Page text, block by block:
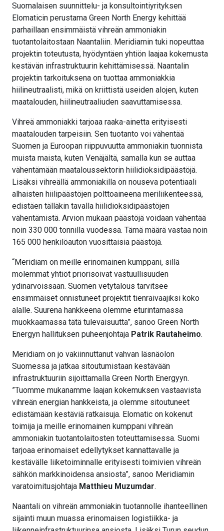
Suomalaisen suunnittelu- ja konsultointiyrityksen
Elomaticin perustama Green North Energy kehittää
parhaillaan ensimmäistä vihreän ammoniakin
tuotantolaitostaan Naantaliin. Meridiamin tuki nopeuttaa
projektin toteutusta, hyödyntäen yhtiön laajaa kokemusta
kestävän infrastruktuurin kehittämisessä. Naantalin
projektin tarkoituksena on tuottaa ammoniakkia
hiilineutraalisti, mikä on kriittistä useiden alojen, kuten
maatalouden, hiilineutraaliuden saavuttamisessa.
Vihreä ammoniakki tarjoaa raaka-ainetta erityisesti
maatalouden tarpeisiin. Sen tuotanto voi vähentää
Suomen ja Euroopan riippuvuutta ammoniakin tuonnista
muista maista, kuten Venäjältä, samalla kun se auttaa
vähentämään maataloussektorin hiilidioksidipäästöjä.
Lisäksi vihreällä ammoniakilla on nouseva potentiaali
alhaisten hiilipäästöjen polttoaineena meriliikenteessä,
edistäen tälläkin tavalla hiilidioksidipäästöjen
vähentämistä. Arvion mukaan päästöjä voidaan vähentää
noin 330 000 tonnilla vuodessa. Tämä määrä vastaa noin
165 000 henkilöauton vuosittaisia päästöjä.
“Meridiam on meille erinomainen kumppani, sillä
molemmat yhtiöt priorisoivat vastuullisuuden
ydinarvoissaan. Suomen vetytalous tarvitsee
ensimmäiset onnistuneet projektit tienraivaajiksi koko
alalle. Suurena hankkeena olemme eturintamassa
muokkaamassa tätä tulevaisuutta”, sanoo Green North
Energyn hallituksen puheenjohtaja Patrik Rautaheimo.
Meridiam on jo vakiinnuttanut vahvan läsnäolon
Suomessa ja jatkaa sitoutumistaan kestävään
infrastruktuuriin sijoittamalla Green North Energyyn.
”Tuomme mukanamme laajan kokemuksen vastaavista
vihreän energian hankkeista, ja olemme sitoutuneet
edistämään kestäviä ratkaisuja. Elomatic on kokenut
toimija ja meille erinomainen kumppani vihreän
ammoniakin tuotantolaitosten toteuttamisessa. Suomi
tarjoaa erinomaiset edellytykset kannattavalle ja
kestävälle liiketoiminnalle erityisesti toimivien vihreän
sähkön markkinoidensa ansiosta”, sanoo Meridiamin
varatoimitusjohtaja Matthieu Muzumdar.
Naantali on vihreän ammoniakin tuotannolle ihanteellinen
sijainti muun muassa erinomaisen logistiikka- ja